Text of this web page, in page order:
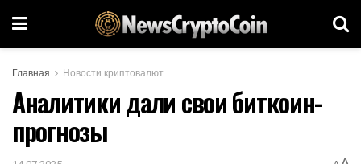
Главная Новости криптовалют
Аналитики дали свои биткоин-
прогнозы